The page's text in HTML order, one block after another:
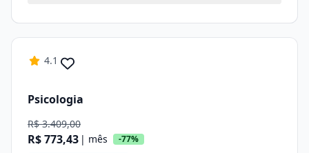
4.1
Psicologia
R$ 3.409,00
R$ 773,43 | mês -77%